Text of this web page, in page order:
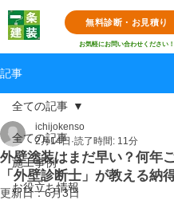
無料診断・お見積り
お気軽にお問い合わせください！
記事
全ての記事
施工事例
お役立ち情報
全ての記事
外壁塗装はまだ早い？何年
「外壁診断士」が教える納
ichijokenso
2月14日 読了時間: 11分
更新日：6月3日